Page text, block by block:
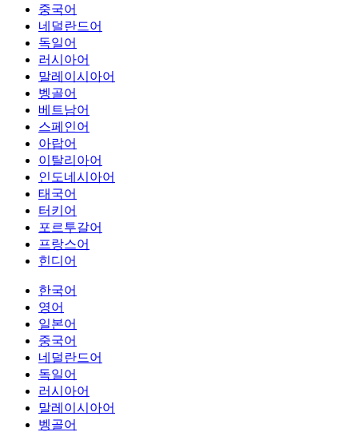
중국어
네덜란드어
독일어
러시아어
말레이시아어
벵골어
베트남어
스페인어
아랍어
이탈리아어
인도네시아어
태국어
터키어
포르투갈어
프랑스어
힌디어
한국어
영어
일본어
중국어
네덜란드어
독일어
러시아어
말레이시아어
벵골어